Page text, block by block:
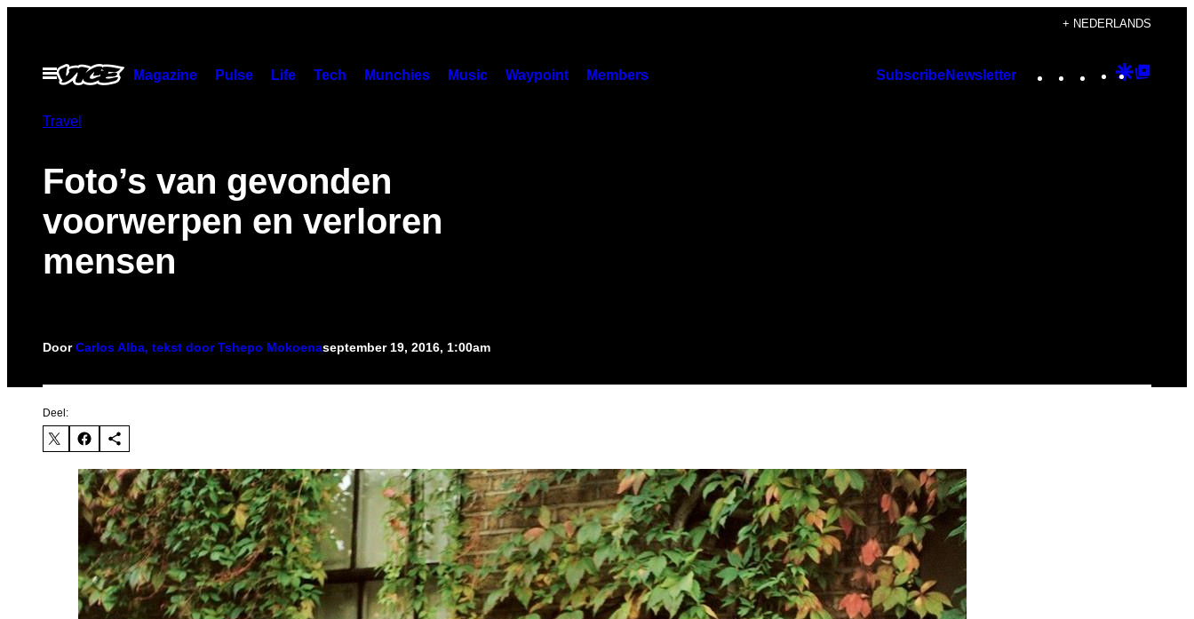
+ NEDERLANDS
Open
menu
Magazine Pulse Life Tech Munchies Music Waypoint Members SubscribeNewsletter Instagram
TikTok
YouTube
Google
Travel
Foto’s van gevonden
voorwerpen en verloren
mensen
DoorCarlos Alba, tekst door Tshepo Mokoenaseptember 19, 2016, 1:00am
Deel: